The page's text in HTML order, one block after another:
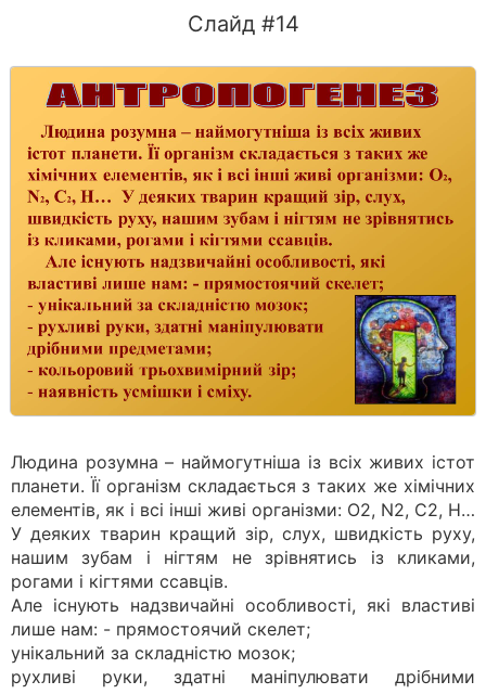
Слайд #14
Людина розумна – наймогутніша із всіх живих істот
планети. Її організм складається з таких же хімічних
елементів, як і всі інші живі організми: O2, N2, C2, H…
У деяких тварин кращий зір, слух, швидкість руху,
нашим зубам і нігтям не зрівнятись із кликами,
рогами і кігтями ссавців.
Але існують надзвичайні особливості, які властиві
лише нам: - прямостоячий скелет;
унікальний за складністю мозок;
рухливі руки, здатні маніпулювати дрібними